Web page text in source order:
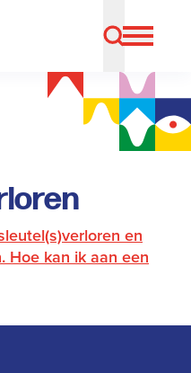
en
Hoe kan ik aan een